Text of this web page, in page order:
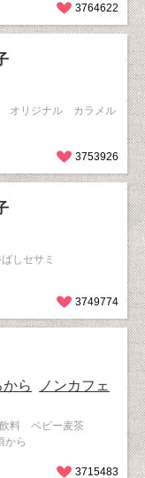
3764622
オリジナル カラメル
3753926
しセサミ
3749774
ら
ノンカフェ
料 ベビー麦茶
から
3715483